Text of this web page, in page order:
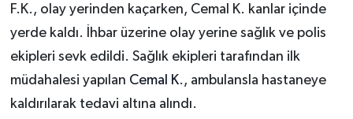
F.K., olay yerinden kaçarken, Cemal K. kanlar içinde
yerde kaldı. İhbar üzerine olay yerine sağlık ve polis
ekipleri sevk edildi. Sağlık ekipleri tarafından ilk
müdahalesi yapılan Cemal K., ambulansla hastaneye
kaldırılarak tedavi altına alındı.